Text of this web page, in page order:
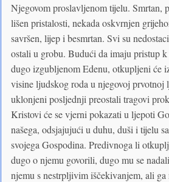
Njegovom proslavljenom tijelu. Smrtan,
lišen pristalosti, nekada oskvrnjen
savršen, lijep i besmrtan. Svi su
ostali u grobu. Budući da imaju pristup
dugo izgubljenom Edenu, otkupljeni će
visine ljudskog roda u njegovoj prvotnoj
uklonjeni posljednji preostali tragovi
Kristovi će se vjerni pokazati u ljepoti
našega, odsjajujući u duhu, duši i tijelu
svojega Gospodina. Predivnoga li
dugo o njemu govorili, dugo mu se
njemu s nestrpljivim iščekivanjem, ali ga